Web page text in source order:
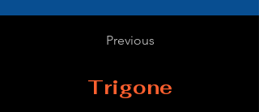
Previous
Trigone